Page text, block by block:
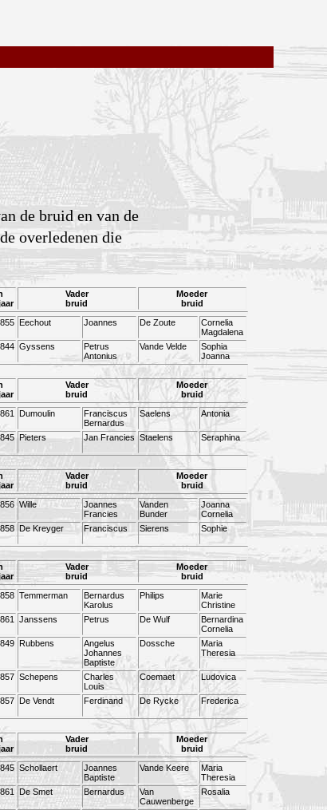
de bruid en van de
overledenen die
Vader
bruid
Moeder
bruid
Eechout Joannes De Zoute
Cornelia
Magdalena
Gyssens
Petrus
Antonius
Vande Velde
Sophia
Joanna
Vader
bruid
Moeder
bruid
Dumoulin
Franciscus
Bernardus
Saelens Antonia
Pieters Jan Francies Staelens Seraphina
Vader
bruid
Moeder
bruid
Wille
Joannes
Francies
Vanden
Bunder
Joanna
Cornelia
De Kreyger Franciscus Sierens Sophie
Vader
bruid
Moeder
bruid
Temmerman
Bernardus
Karolus
Philips
Marie
Christine
Janssens Petrus De Wulf
Bernardina
Cornelia
Rubbens
Angelus
Johannes
Baptiste
Dossche
Maria
Theresia
Schepens
Charles
Louis
Coemaet Ludovica
De Vendt Ferdinand De Rycke Frederica
Vader
bruid
Moeder
bruid
Schollaert
Joannes
Baptiste
Vande Keere
Maria
Theresia
De Smet Bernardus
Van
Cauwenberge
Rosalia